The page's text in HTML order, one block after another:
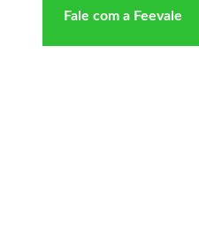
Fale com a Feevale